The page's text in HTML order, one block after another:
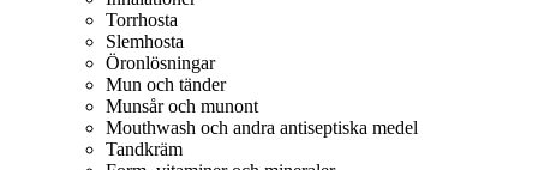
Torrhosta
Slemhosta
Öronlösningar
Mun och tänder
Munsår och munont
Mouthwash och andra antiseptiska medel
Tandkräm